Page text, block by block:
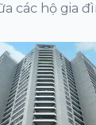
các hộ gia